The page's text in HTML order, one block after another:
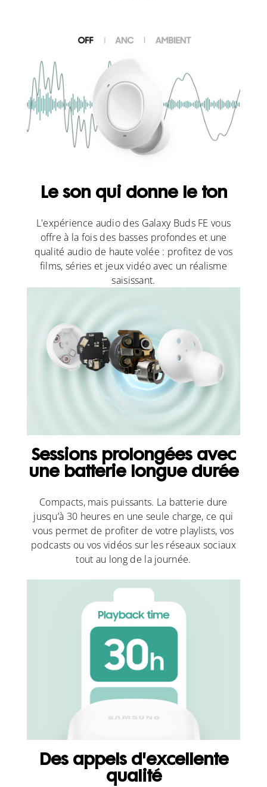
Le son qui donne le ton
L'expérience audio des Galaxy Buds FE vous
offre à la fois des basses profondes et une
qualité audio de haute volée : profitez de vos
films, séries et jeux vidéo avec un réalisme
saisissant.
Sessions prolongées avec
une batterie longue durée
Compacts, mais puissants. La batterie dure
jusqu’à 30 heures en une seule charge, ce qui
vous permet de profiter de votre playlists, vos
podcasts ou vos vidéos sur les réseaux sociaux
tout au long de la journée.
Des appels d'excellente
qualité